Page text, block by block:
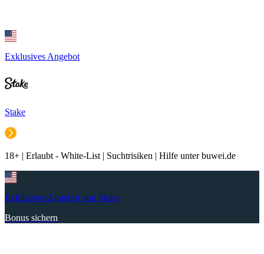
Exklusives Angebot
Stake
18+ | Erlaubt - White-List | Suchtrisiken | Hilfe unter buwei.de
Exklusives Angebot von Stake
Bonus sichern